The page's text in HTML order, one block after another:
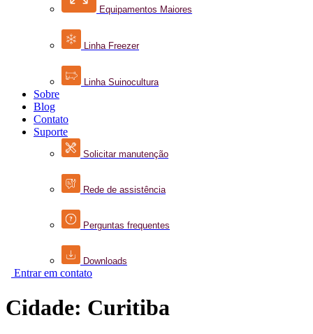
Equipamentos Maiores
Linha Freezer
Linha Suinocultura
Sobre
Blog
Contato
Suporte
Solicitar manutenção
Rede de assistência
Perguntas frequentes
Downloads
Entrar em contato
Cidade: Curitiba